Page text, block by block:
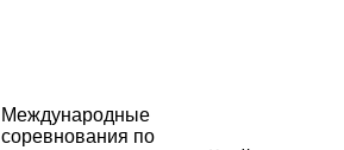
Международные
соревнования по